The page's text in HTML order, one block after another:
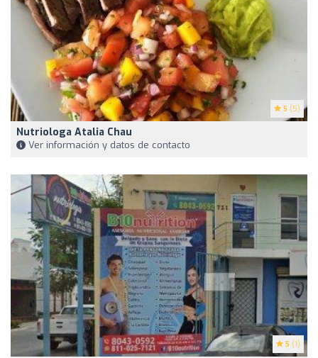
5 (5)
Nutriologa Atalia Chau
Ver información y datos de contacto
5 (1)